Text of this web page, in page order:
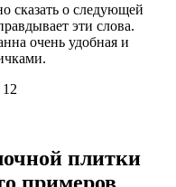
сказать о следующей
эти слова.
очень удобная и
плитки